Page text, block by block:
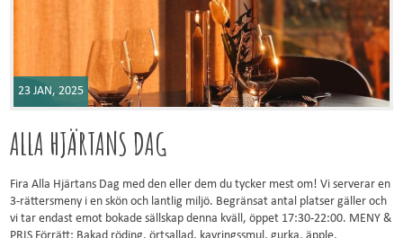
23 JAN, 2025
ALLA HJÄRTANS DAG
Fira Alla Hjärtans Dag med den eller dem du tycker mest om! Vi serverar en
3-rättersmeny i en skön och lantlig miljö. Begränsat antal platser gäller och
vi tar endast emot bokade sällskap denna kväll, öppet 17:30-22:00. MENY &